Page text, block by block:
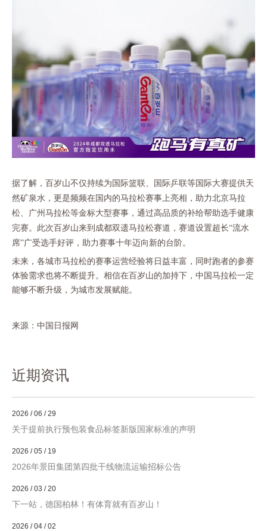
近期资讯
2026 / 06 / 29
关于提前执行预包装食品标签新版国家标准的声明
2026 / 05 / 19
2026年景田集团第四批干线物流运输招标公告
2026 / 03 / 20
下一站，德国柏林！有体育就有百岁山！
2026 / 04 / 02
据了解，百岁山不仅持续为国际篮联、国际乒联等国际大赛提供天
然矿泉水，更是频频在国内的马拉松赛事上亮相，助力北京马拉
松、广州马拉松等金标大型赛事，通过高品质的补给帮助选手健康
完赛。此次百岁山来到成都双遗马拉松赛道，赛道设置超长“流水
席”广受选手好评，助力赛事十年迈向新的台阶。
未来，各城市马拉松的赛事运营经验将日益丰富，同时跑者的参赛
体验需求也将不断提升。相信在百岁山的加持下，中国马拉松一定
能够不断升级，为城市发展赋能。
来源：中国日报网